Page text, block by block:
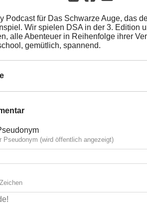
Podcast für Das Schwarze Auge, das
Wir spielen DSA in der 3. Edition
alle Abenteuer in Reihenfolge ihrer
gemütlich, spannend.
Pseudonym (wird öffentlich angezeigt)